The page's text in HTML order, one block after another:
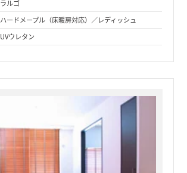
ラルゴ
ハードメープル（床暖房対応）／レディッシュ
UVウレタン